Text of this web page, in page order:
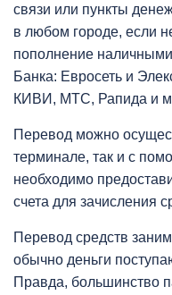
связи или пункты
в любом городе, если
пополнение
Банка: Евросеть и
КИВИ, МТС, Рапида и
Перевод можно
терминале, так и с
необходимо
счета для зачисления
Перевод средств
обычно деньги
Правда, большинство